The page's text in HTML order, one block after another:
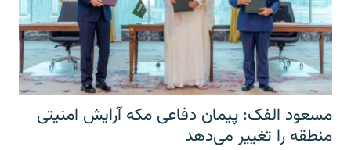
مسعود الفک: پیمان دفاعی مکه آرایش امنیتی
منطقه را تغییر می‌دهد